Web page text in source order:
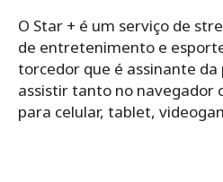
O Star + é um serviço de
de entretenimento e
torcedor que é assinante
assistir tanto no navegador
para celular, tablet,